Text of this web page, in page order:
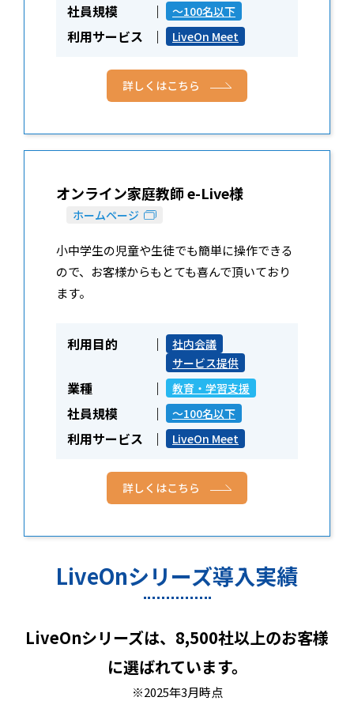
社員規模 ～100名以下
利用サービス LiveOn Meet
詳しくはこちら
オンライン家庭教師 e-Live様
ホームページ
小中学生の児童や生徒でも簡単に操作できる
ので、お客様からもとても喜んで頂いており
ます。
利用目的
社内会議
サービス提供
業種 教育・学習支援
社員規模 ～100名以下
利用サービス LiveOn Meet
詳しくはこちら
LiveOnシリーズ導入実績
LiveOnシリーズは、8,500社以上のお客様
に選ばれています。
※2025年3月時点